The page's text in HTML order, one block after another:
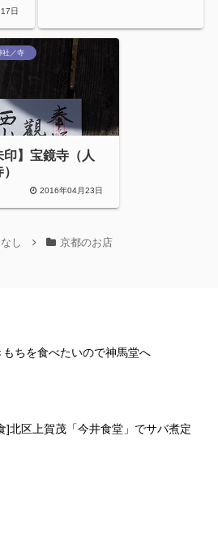
日
社／寺
印】宝鏡寺（人
2016年04月23日
し 京都のお店
もちを食べたいので神馬堂へ
]北区上賀茂「今井食堂」でサバ煮定